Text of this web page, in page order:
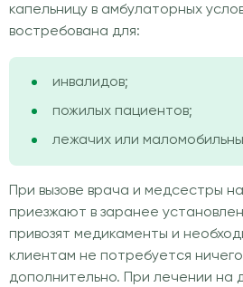
капельницу в амбулаторных
востребована для:
инвалидов;
пожилых пациентов;
лежачих или
При вызове врача и медсестры
приезжают в заранее
привозят медикаменты и
клиентам не потребуется
дополнительно. При лечении на